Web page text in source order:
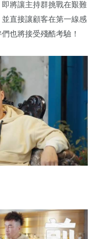
將讓主持群挑戰在艱難
直接讓顧客在第一線感
也將接受殘酷考驗！